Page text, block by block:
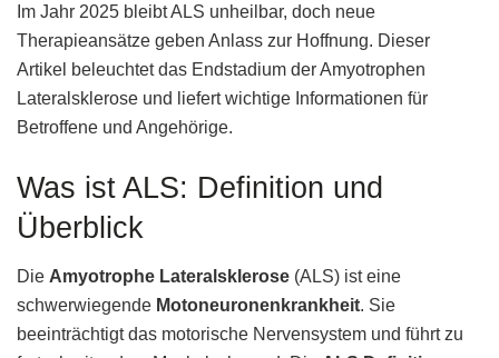
Im Jahr 2025 bleibt ALS unheilbar, doch neue
Therapieansätze geben Anlass zur Hoffnung. Dieser
Artikel beleuchtet das Endstadium der Amyotrophen
Lateralsklerose und liefert wichtige Informationen für
Betroffene und Angehörige.
Was ist ALS: Definition und
Überblick
Die Amyotrophe Lateralsklerose (ALS) ist eine
schwerwiegende Motoneuronenkrankheit. Sie
beeinträchtigt das motorische Nervensystem und führt zu